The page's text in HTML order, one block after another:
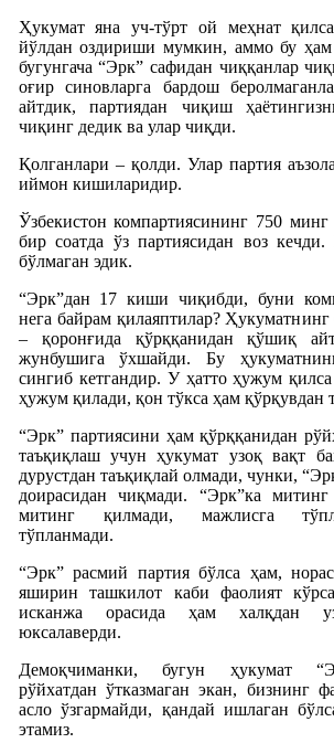
Ҳукумат яна уч-тўрт ой меҳнат
йўлдан оздириши мумкин, аммо бу
бугунгача “Эрк” сафидан чиққанлар
оғир синовларга бардош
айтдик, партиядан чиқиш
чиқинг дедик ва улар чиқди.
Қолганлари – қолди. Улар партия
иймон кишиларидир.
Ўзбекистон компартиясининг 750 минг
бир соатда ўз партиясидан воз
бўлмаган эдик.
“Эрк”дан 17 киши чиқибди, буни
нега байрам қилаяптилар? Ҳукуматнинг
– қоронғида қўрққанидан қўшиқ
жунбушига ўхшайди. Бу
сингиб кетгандир. У ҳатто ҳужум
ҳужум қилади, қон тўкса ҳам қўрқувдан
“Эрк” партиясини ҳам қўрққанидан
таъқиқлаш учун ҳукумат узоқ вақт
дурустдан таъқиқлай олмади, чунки,
доирасидан чиқмади. “Эрк”ка
митинг қилмади, мажлисга
тўпланмади.
“Эрк” расмий партия бўлса ҳам,
яширин ташкилот каби фаолият
исканжа орасида ҳам халқдан
юксалаверди.
Демоқчиманки, бугун ҳукумат
рўйхатдан ўтказмаган экан, бизнинг
асло ўзгармайди, қандай ишлаган
этамиз.